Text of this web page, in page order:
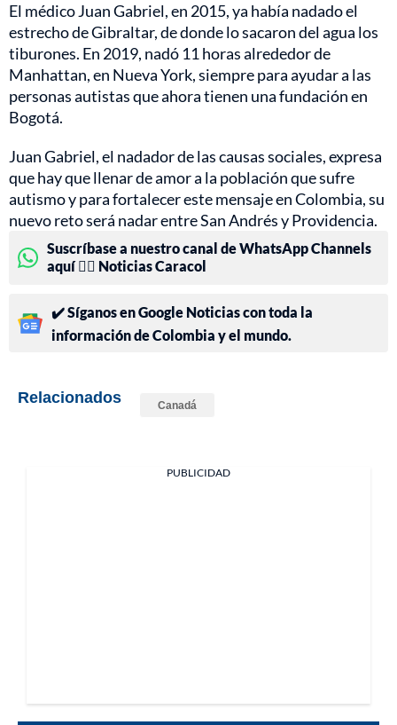
El médico Juan Gabriel, en 2015, ya había nadado el
estrecho de Gibraltar, de donde lo sacaron del agua los
tiburones. En 2019, nadó 11 horas alrededor de
Manhattan, en Nueva York, siempre para ayudar a las
personas autistas que ahora tienen una fundación en
Bogotá.
Juan Gabriel, el nadador de las causas sociales, expresa
que hay que llenar de amor a la población que sufre
autismo y para fortalecer este mensaje en Colombia, su
nuevo reto será nadar entre San Andrés y Providencia.
Suscríbase a nuestro canal de WhatsApp Channels
aquí 👉🏻 Noticias Caracol
✔️ Síganos en Google Noticias con toda la
información de Colombia y el mundo.
Relacionados Canadá
PUBLICIDAD